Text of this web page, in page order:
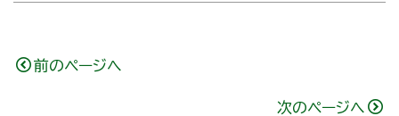
前のページへ
次のページへ